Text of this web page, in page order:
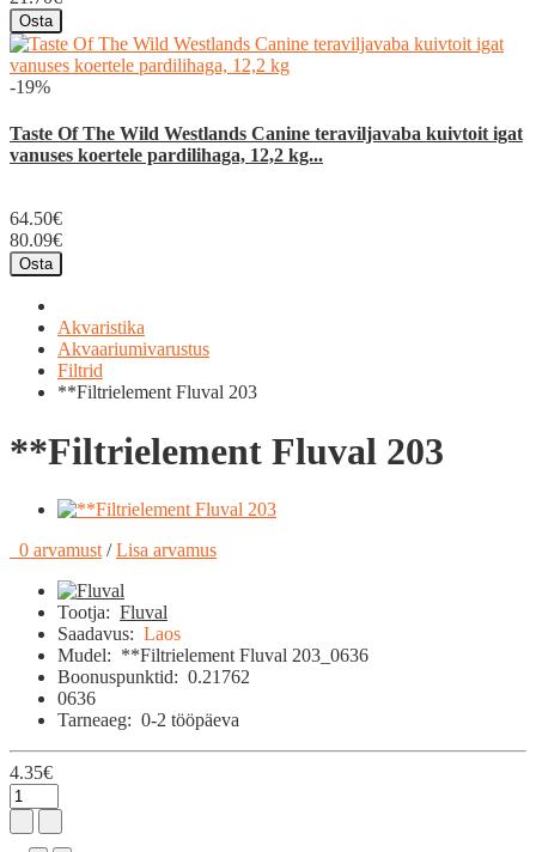
Osta
-19%
Taste Of The Wild Westlands Canine teraviljavaba kuivtoit igat
vanuses koertele pardilihaga, 12,2 kg...
64.50€
80.09€
Osta
Akvaristika
Akvaariumivarustus
Filtrid
**Filtrielement Fluval 203
**Filtrielement Fluval 203
0 arvamust / Lisa arvamus
Tootja: Fluval
Saadavus: Laos
Mudel: **Filtrielement Fluval 203_0636
Boonuspunktid: 0.21762
0636
Tarneaeg: 0-2 tööpäeva
4.35€